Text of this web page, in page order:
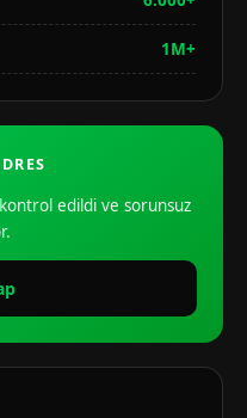
1M+
edildi ve sorunsuz